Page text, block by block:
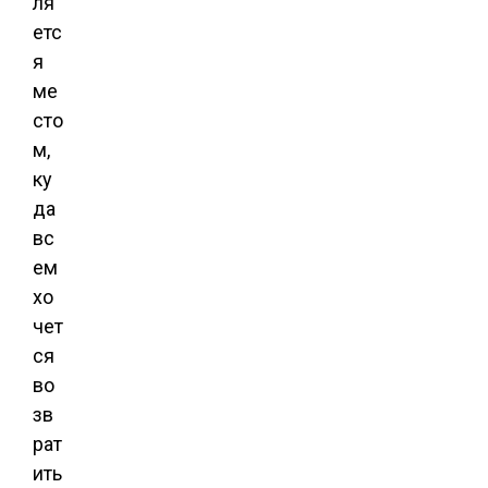
етс
я
ме
сто
м,
ку
да
вс
ем
хо
чет
ся
во
зв
рат
ить